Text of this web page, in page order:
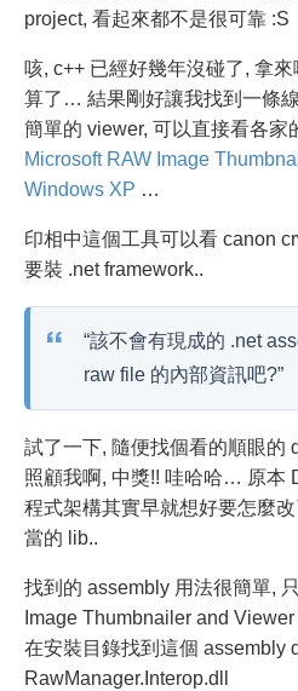
project, 看起來都不是很可靠 :S
咳, c++ 已經好幾年沒碰了, 拿
算了… 結果剛好讓我找到一條
簡單的 viewer, 可以直接看各家
Microsoft RAW Image
Windows XP …
印相中這個工具可以看 canon
要裝 .net framework..
“該不會有現成的 .net
raw file 的內部資訊吧?”
試了一下, 隨便找個看的順眼的
照顧我啊, 中獎!! 哇哈哈… 原本
程式架構其實早就想好要怎麼
當的 lib..
找到的 assembly 用法很簡單,
Image Thumbnailer and
在安裝目錄找到這個 assembly
RawManager.Interop.dll